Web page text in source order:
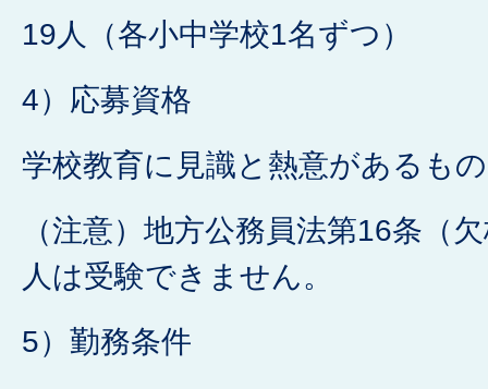
19人（各小中学校1名ずつ）
4）応募資格
学校教育に見識と熱意があるもの
（注意）地方公務員法第16条（
人は受験できません。
5）勤務条件